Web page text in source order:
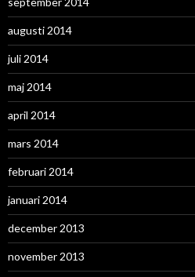
augusti 2014
juli 2014
maj 2014
april 2014
mars 2014
februari 2014
januari 2014
december 2013
november 2013